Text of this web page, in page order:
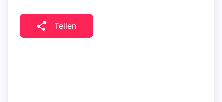
Teilen